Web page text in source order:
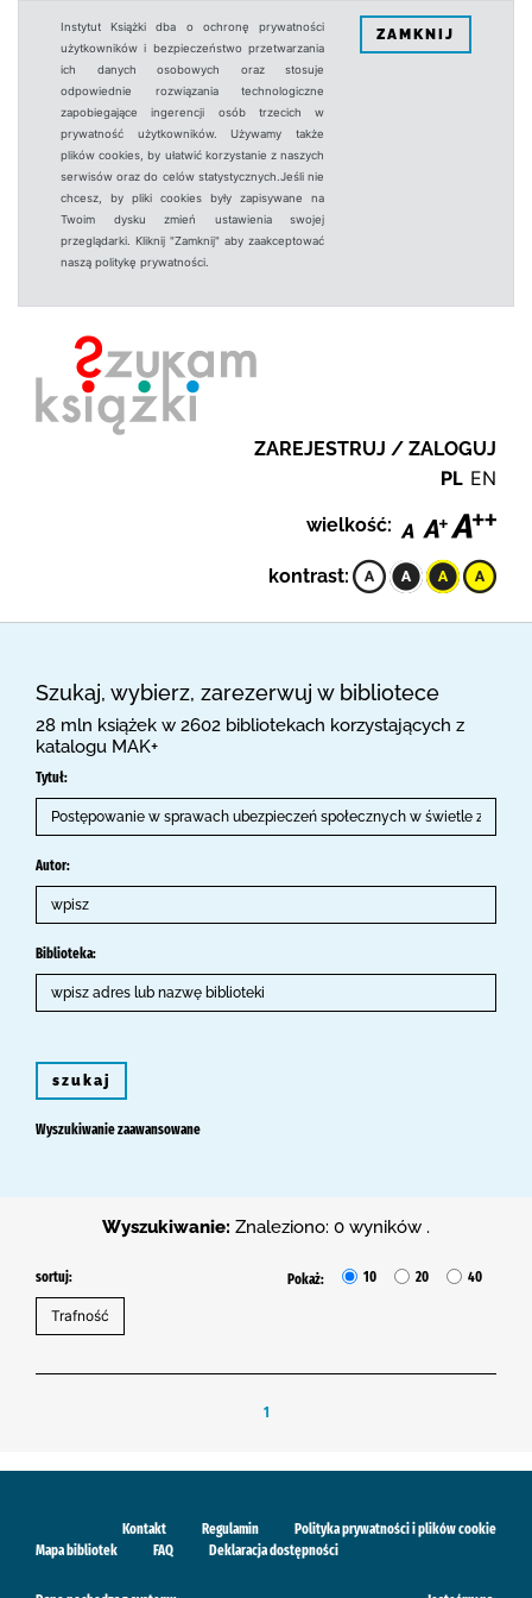
Instytut Książki dba o ochronę prywatności
użytkowników i bezpieczeństwo przetwarzania
ich danych osobowych oraz stosuje
odpowiednie rozwiązania technologiczne
zapobiegające ingerencji osób trzecich w
prywatność użytkowników. Używamy także
plików cookies, by ułatwić korzystanie z naszych
serwisów oraz do celów statystycznych.Jeśli nie
chcesz, by pliki cookies były zapisywane na
Twoim dysku zmień ustawienia swojej
przeglądarki. Kliknij "Zamknij" aby zaakceptować
naszą politykę prywatności.
ZAMKNIJ
ZAREJESTRUJ / ZALOGUJ
PL EN
wielkość:
kontrast:
Szukaj, wybierz, zarezerwuj w bibliotece
28 mln książek w 2602 bibliotekach korzystających z
katalogu MAK+
Tytuł:
Autor:
Biblioteka:
szukaj
Wyszukiwanie zaawansowane
Wyszukiwanie: Znaleziono: 0 wyników .
sortuj: Pokaż: 10 20 40
1
Kontakt Regulamin
Polityka prywatności i plików cookie
Mapa bibliotek
FAQ Deklaracja dostępności